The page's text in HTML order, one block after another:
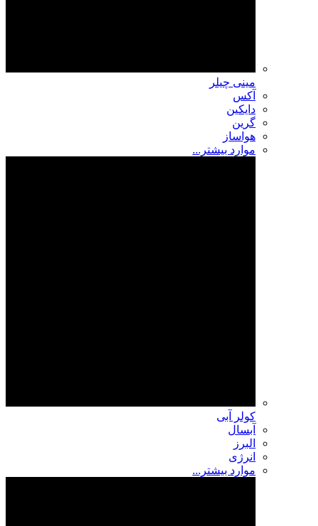
مینی چیلر
آکس
دایکین
گرین
هواساز
موارد بیشتر...
کولر آبی
آبسال
البرز
انرژی
موارد بیشتر...